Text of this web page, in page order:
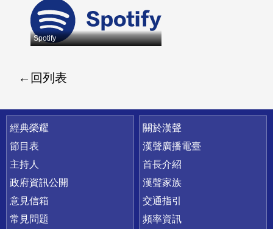
Spotify
回列表
快速連結
經典榮耀
節目表
主持人
政府資訊公開
意見信箱
常見問題
關於漢聲
漢聲廣播電臺
首長介紹
漢聲家族
交通指引
頻率資訊